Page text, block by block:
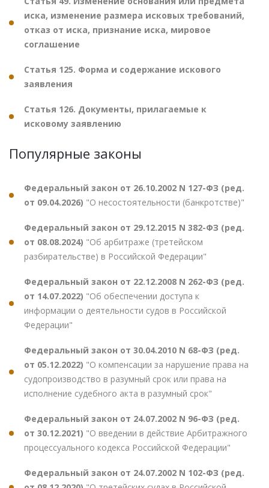
иска, изменение размера исковых требований,
отказ от иска, признание иска, мировое
соглашение
Статья 125. Форма и содержание искового
заявления
Статья 126. Документы, прилагаемые к
исковому заявлению
Популярные законы
Федеральный закон от 26.10.2002 N 127-ФЗ (ред.
от 09.04.2026) "О несостоятельности (банкротстве)"
Федеральный закон от 29.12.2015 N 382-ФЗ (ред.
от 08.08.2024) "Об арбитраже (третейском
разбирательстве) в Российской Федерации"
Федеральный закон от 22.12.2008 N 262-ФЗ (ред.
от 14.07.2022) "Об обеспечении доступа к
информации о деятельности судов в Российской
Федерации"
Федеральный закон от 30.04.2010 N 68-ФЗ (ред.
от 05.12.2022) "О компенсации за нарушение права на
судопроизводство в разумный срок или права на
исполнение судебного акта в разумный срок"
Федеральный закон от 24.07.2002 N 96-ФЗ (ред.
от 30.12.2021) "О введении в действие Арбитражного
процессуального кодекса Российской Федерации"
Федеральный закон от 24.07.2002 N 102-ФЗ (ред.